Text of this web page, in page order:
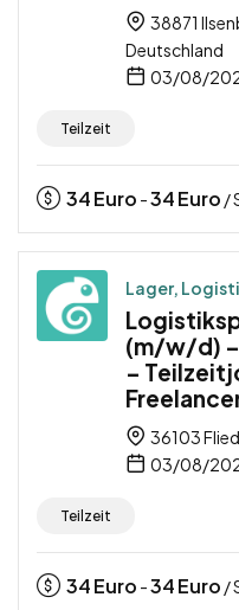
38871
Deutschland
03/08/
Teilzeit
34Euro -34Euro /
Lager,
(m/w/d)
–
36103
03/08/
Teilzeit
34Euro -34Euro /